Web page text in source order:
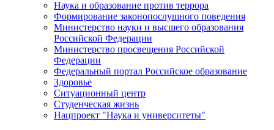
Наука и образование против террора
Формирование законопослушного поведения
Министерство науки и высшего образования
Российской Федерации
Министерство просвещения Российской
Федерации
Федеральный портал Российское образование
Здоровье
Ситуационный центр
Студенческая жизнь
Нацпроект "Наука и университеты"